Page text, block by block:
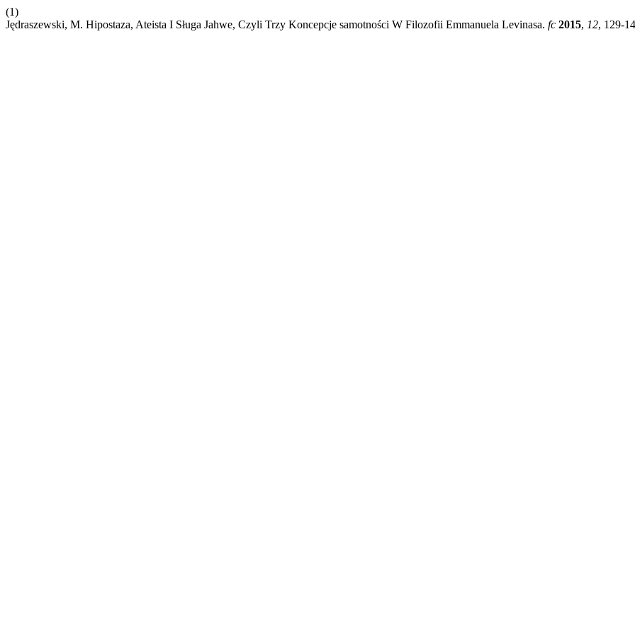
(1)
Jędraszewski, M. Hipostaza, Ateista I Sługa Jahwe, Czyli Trzy Koncepcje samotności W Filozofii Emmanuela Levinasa. fc 2015, 12, 129-